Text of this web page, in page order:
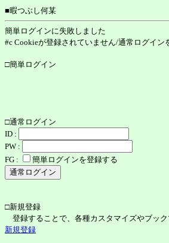
■暇つぶし何某
簡単ログインに失敗しました
#c Cookieが登録されていません/通常ログイン
□簡単ログイン
□通常ログイン
ID :
PW :
FG :
簡単ログインを登録する
□新規登録
登録することで、各種カスタマイズやブック
新規登録